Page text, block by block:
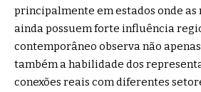
principalmente em estados onde
ainda possuem forte influência
contemporâneo observa não
também a habilidade dos
conexões reais com diferentes